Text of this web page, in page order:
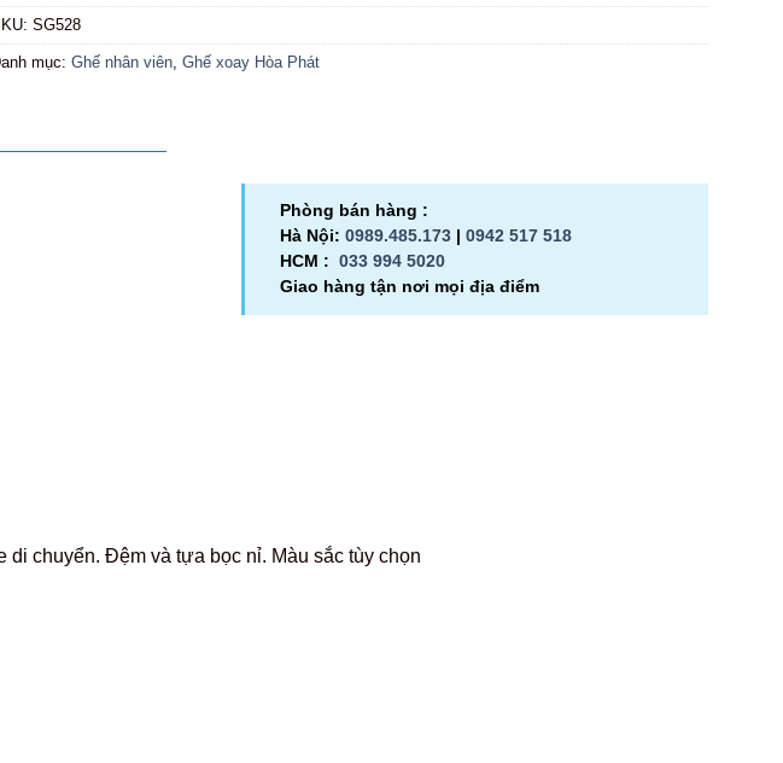
SG528
mục: Ghế nhân viên, Ghế xoay Hòa Phát
Phòng bán hàng :
Hà Nội:0989.485.173 |0942 517 518
HCM :033 994 5020
Giao hàng tận nơi mọi địa điểm
chuyển. Đệm và tựa bọc nỉ. Màu sắc tùy chọn